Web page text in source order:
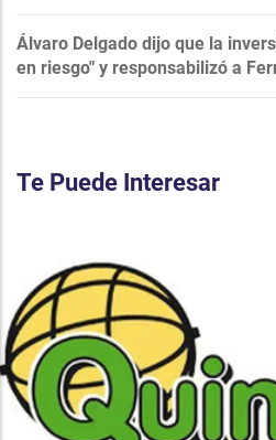
Álvaro Delgado dijo que la
en riesgo" y responsabilizó a
Te Puede Interesar